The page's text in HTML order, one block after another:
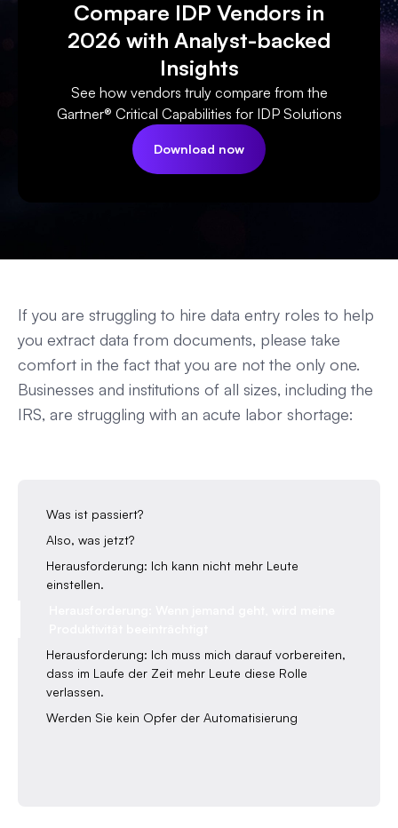
Compare IDP Vendors in
2026 with Analyst-backed
Insights
See how vendors truly compare from the
Gartner® Critical Capabilities for IDP Solutions
Download now
If you are struggling to hire data entry roles to help
you extract data from documents, please take
comfort in the fact that you are not the only one.
Businesses and institutions of all sizes, including the
IRS, are struggling with an acute labor shortage:
Was ist passiert?
Also, was jetzt?
Herausforderung: Ich kann nicht mehr Leute
einstellen.
Herausforderung: Ich muss mich darauf vorbereiten,
dass im Laufe der Zeit mehr Leute diese Rolle
verlassen.
Werden Sie kein Opfer der Automatisierung